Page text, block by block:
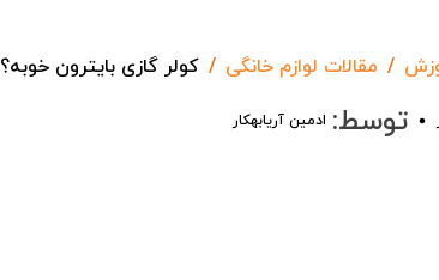
مقالات لوازم خانگی کولر گازی بایترون خوبه؟
توسط: ادمین آریابهکار